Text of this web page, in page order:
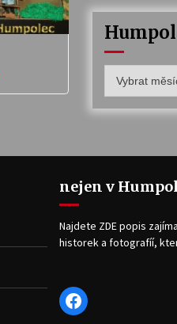
archiv
nejen v
Najdete ZDE popis
historek a fotografíí,
Facebook